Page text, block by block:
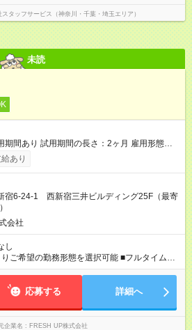
スタッフサービス（神奈川・千葉・埼玉エリア）
未読
期間あり 試用期間の長さ：2ヶ月 雇用形態、
同じです。
あり
宿6-24-1 西新宿三井ビルディング25F（最寄
）
会社
し
望の勤務形態を選択可能 ■フルタイム勤
9:30～16:30／実働6時間
が可能 ※週5日出社をお願いして
応募する 詳細へ
企業名 FRESH UP株式会社